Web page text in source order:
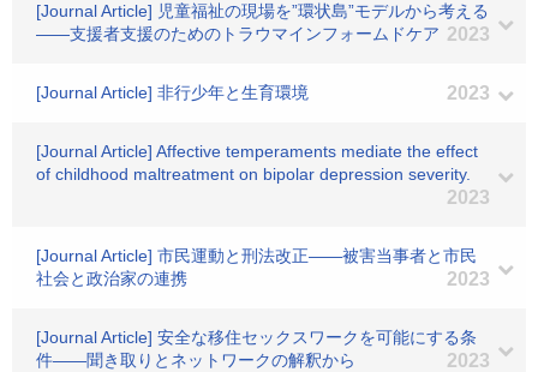
[Journal Article] 児童福祉の現場を”環状島”モデルから考える
――支援者支援のためのトラウマインフォームドケア 2023
[Journal Article] 非行少年と生育環境 2023
[Journal Article] Affective temperaments mediate the effect
of childhood maltreatment on bipolar depression severity.
2023
[Journal Article] 市民運動と刑法改正――被害当事者と市民
社会と政治家の連携
2023
[Journal Article] 安全な移住セックスワークを可能にする条
件――聞き取りとネットワークの解釈から
2023